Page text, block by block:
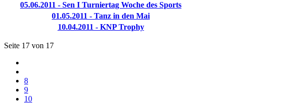
05.06.2011 - Sen I Turniertag Woche des Sports
01.05.2011 - Tanz in den Mai
10.04.2011 - KNP Trophy
Seite 17 von 17
8
9
10